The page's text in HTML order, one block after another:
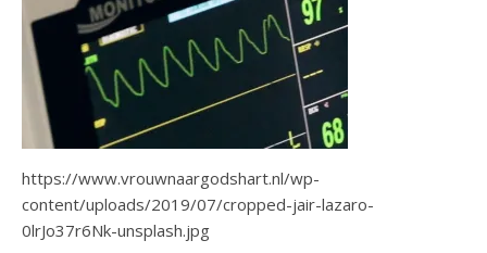
https://www.vrouwnaargodshart.nl/wp-
content/uploads/2019/07/cropped-jair-lazaro-
0lrJo37r6Nk-unsplash.jpg